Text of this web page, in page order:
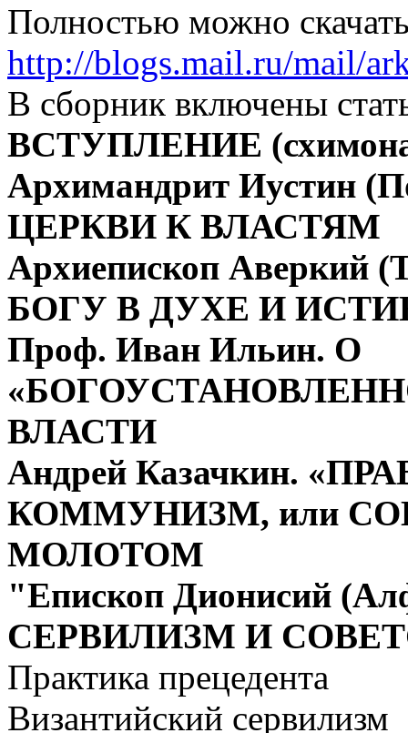
Полностью можно
http://blogs.mail.ru/mail/
В сборник включены
ВСТУПЛЕНИЕ
Архимандрит
ЦЕРКВИ К ВЛАСТЯМ
Архиепископ
БОГУ В ДУХЕ И
Проф. Иван Ильин. О
ВЛАСТИ
Андрей Казачкин.
КОММУНИЗМ, или
МОЛОТОМ
"Епископ Дионисий
СЕРВИЛИЗМ И
Практика прецедента
Византийский сервилизм